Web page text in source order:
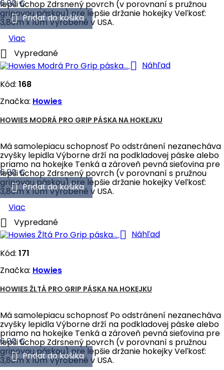
lepši úchop Zdrsnený povrch (v porovnaní s pružnou
gripovou páskou) pre lepšie držanie hokejky Veľkosť:
3,8cm x 10m Vyrobené v USA.
Cena
6,00 €
 Pridať do košika
Viac
 Vypredané
 Náhľad
Kód: 168
Značka: Howies
HOWIES MODRÁ PRO GRIP PÁSKA NA HOKEJKU
Má samolepiacu schopnosť Po odstránení nezanecháva
zvyšky lepidla Výborne drží na podkladovej páske alebo
priamo na hokejke Tenká a zároveň pevná sieťovina pre
lepši úchop Zdrsnený povrch (v porovnaní s pružnou
gripovou páskou) pre lepšie držanie hokejky Veľkosť:
3,8cm x 10m Vyrobené v USA.
Cena
6,00 €
 Pridať do košika
Viac
 Vypredané
 Náhľad
Kód: 171
Značka: Howies
HOWIES ŽLTÁ PRO GRIP PÁSKA NA HOKEJKU
Má samolepiacu schopnosť Po odstránení nezanecháva
zvyšky lepidla Výborne drží na podkladovej páske alebo
priamo na hokejke Tenká a zároveň pevná sieťovina pre
lepši úchop Zdrsnený povrch (v porovnaní s pružnou
gripovou páskou) pre lepšie držanie hokejky Veľkosť:
3,8cm x 10m Vyrobené v USA.
Cena
6,00 €
 Pridať do košika